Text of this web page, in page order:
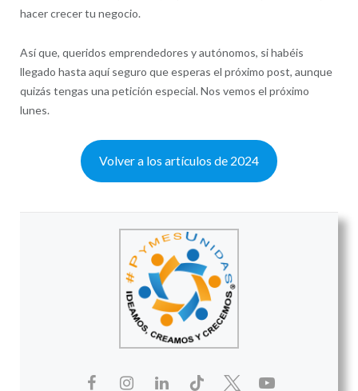
hacer crecer tu negocio.
Así que, queridos emprendedores y autónomos, si habéis
llegado hasta aquí seguro que esperas el próximo post, aunque
quizás tengas una petición especial. Nos vemos el próximo
lunes.
Volver a los artículos de 2024